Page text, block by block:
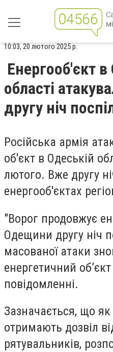
10:03, 20 лютого 2025 р.
Енергооб'єкт в
області
другу ніч
Російська армія
об'єкт в Одеській
лютого. Вже другу
енергооб'єктах
"Ворог продовжує
Одещини другу ніч
масованої атаки
енергетичний
повідомленні.
Зазначається, що як
отримають дозвіл
рятувальників,